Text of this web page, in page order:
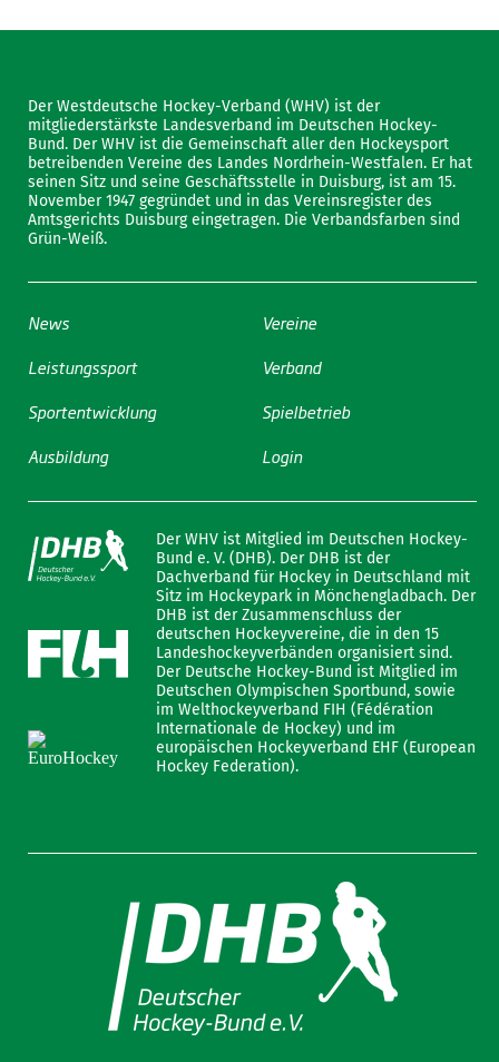
Der Westdeutsche Hockey-Verband (WHV) ist der
mitgliederstärkste Landesverband im Deutschen Hockey-
Bund. Der WHV ist die Gemeinschaft aller den Hockeysport
betreibenden Vereine des Landes Nordrhein-Westfalen. Er hat
seinen Sitz und seine Geschäftsstelle in Duisburg, ist am 15.
November 1947 gegründet und in das Vereinsregister des
Amtsgerichts Duisburg eingetragen. Die Verbandsfarben sind
Grün-Weiß.
News
Leistungssport
Sportentwicklung
Ausbildung
Vereine
Verband
Spielbetrieb
Login
Der WHV ist Mitglied im Deutschen Hockey-
Bund e. V. (DHB). Der DHB ist der
Dachverband für Hockey in Deutschland mit
Sitz im Hockeypark in Mönchengladbach. Der
DHB ist der Zusammenschluss der
deutschen Hockeyvereine, die in den 15
Landeshockeyverbänden organisiert sind.
Der Deutsche Hockey-Bund ist Mitglied im
Deutschen Olympischen Sportbund, sowie
im Welthockeyverband FIH (Fédération
Internationale de Hockey) und im
europäischen Hockeyverband EHF (European
Hockey Federation).